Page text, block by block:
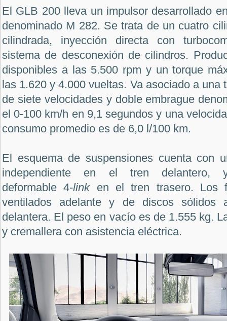
El GLB 200lleva un impulsor desarrollado
denominado M 282. Se trata de un cuatro
cilindrada, inyección directa con
sistema de desconexión de cilindros.
disponibles a las 5.500 rpm y un torque
las 1.620 y 4.000 vueltas. Va asociado a una
de siete velocidades y doble embrague
el 0-100 km/h en 9,1 segundos y una
consumo promedio es de 6,0 l/100 km.
El esquema de suspensiones cuenta con
independiente en el tren delantero,
deformable 4-linken el tren trasero. Los
ventilados adelante y de discos sólidos
delantera. El peso en vacío es de 1.555 kg.
y cremallera con asistencia eléctrica.